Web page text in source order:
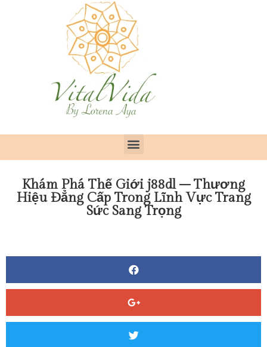
Khám Phá Thế Giới j88dl – Thương
Hiệu Đẳng Cấp Trong Lĩnh Vực Trang
Sức Sang Trọng